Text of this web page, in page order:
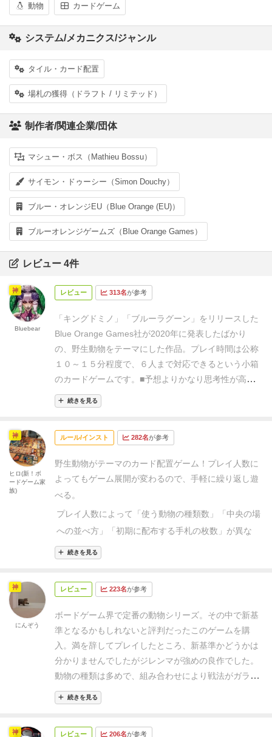
動物 カードゲーム
システム/メカニクス/ジャンル
タイル・カード配置
場札の獲得（ドラフト / リミテッド）
制作者/関連企業/団体
マシュー・ボス（Mathieu Bossu）
サイモン・ドゥーシー（Simon Douchy）
ブルー・オレンジEU（Blue Orange (EU)）
ブルーオレンジゲームズ（Blue Orange Games）
レビュー 4件
レビュー 313名が参考
「キングドミノ」「ブルーラグーン」をリリースした
Blue Orange Games社が2020年に発表したばかり
の、野生動物をテーマにした作品。 プレイ時間は公称
１０～１５分程度で、６人まで対応できるという小箱
のカードゲームです。 ■予想よりかなり思考性が高い
アフリカのサバンナっぽい代表的な動物たちの生息域
を広げることで各自のポイントを伸ばしてゆくコンパ
てみました。（６人まで参加できて１5分程度ってい
く、さくっとできそうな軽い雰囲気で、女子チームに
もウケが良さそう。じゃあ最後にこんなの買ったけど
やってみる？…という感じで取り出したところ上々な
印象でプレイ。 …ところがどっこい、ひたすらひたす
ら脳みそを振り絞るゲームでした（笑）盛り上がって
大爆笑…という展開は全くなく、ひたすら無言で考え
て手札と場のカードを見比べ、悩んで悩んで手番を実
込んでしまうので２０分は見た方がいいでしょう。
ぐにプレイできるレベルなのですが、激しいジレンマ
にさらされるので、どうしても長考になりがちです。
（極端な長考でない限り、それほど苦にならない印象
だったのは、その間に自分も考えているからです。ま
た相手の動きも貴重な情報なので、ぼんやりしている
余裕はありません。）
ドを並べ、手札には６枚（６人プレイ時のみ５枚）を
続きを見る
神
Bluebear
ルール/インスト 282名が参考
野生動物がテーマのカード配置ゲーム！ プレイ人数に
よってもゲーム展開が変わるので、手軽に繰り返し遊
べる。
プレイ人数によって「使う動物の種類数」「中央の場
への並べ方」「初期に配布する手札の枚数」が異な
る。全8種類の動物カードから、今回のゲームで使う
に並べた後、指定の枚数を各プレイヤーに配布したら
ゲームスタート。4人プレイだと中央には縦5枚×横5
枚が正方形に並べられ、手札は全員6枚でスタート。
手番では、「手札のカードを目の前に伏せてゲーム終
了時の得点候補にする」か「中央に並んだ動物カード
から好きな動物カードを1枚もらって自分の目の前に
1枚をとったカードのもと合った場所に配置する」の
続きを見る
神
ヒロ(新！ボ
ードゲーム家
族)
レビュー 223名が参考
ボードゲーム界で定番の動物シリーズ。 その中で新基
準となるかもしれないと評判だったこのゲームを購
入。 満を辞してプレイしたところ、新基準かどうかは
分かりませんでしたがジレンマが強めの良作でした。
動物の種類は多めで、組み合わせにより戦法がガラリ
と変わりますし、手札を場に出せばマジョリティを取
るチャンスが増えますが得点は減る、グリッドに組み
続きを見る
神
にんぞう
レビュー 206名が参考
神